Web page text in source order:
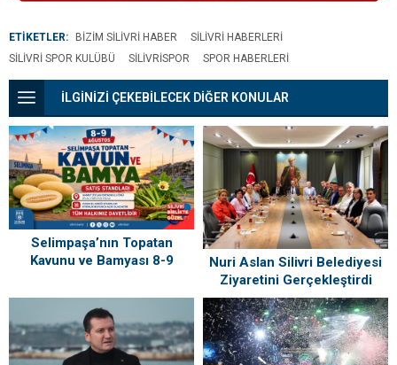
ETİKETLER: BIZIM SILIVRI HABER
SILIVRI HABERLERI
SILIVRI SPOR KULÜBÜ
SILIVRISPOR SPOR HABERLERI
İLGİNİZİ ÇEKEBİLECEK DİĞER KONULAR
Selimpaşa’nın Topatan
Kavunu ve Bamyası 8-9
Buluşuyor
Nuri Aslan Silivri Belediyesi
Ziyaretini Gerçekleştirdi